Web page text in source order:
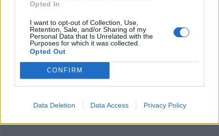
Opted In
I want to opt-out of Collection, Use,
Retention, Sale, and/or Sharing of my
Personal Data that Is Unrelated with the
Purposes for which it was collected.
Opted Out
CONFIRM
Data Deletion Data Access Privacy Policy